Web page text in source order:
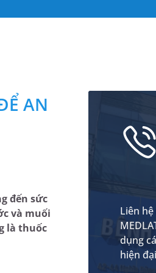
AN
đến sức
và muối
là thuốc
Liên
dụng
hiện